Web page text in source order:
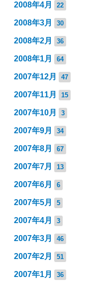
2008年4月 22
2008年3月 30
2008年2月 36
2008年1月 64
2007年12月 47
2007年11月 15
2007年10月 3
2007年9月 34
2007年8月 67
2007年7月 13
2007年6月 6
2007年5月 5
2007年4月 3
2007年3月 46
2007年2月 51
2007年1月 36